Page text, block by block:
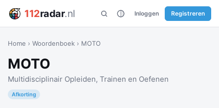
112radar.nl Inloggen Registreren
Home › Woordenboek › MOTO
MOTO
Multidisciplinair Opleiden, Trainen en Oefenen
Afkorting